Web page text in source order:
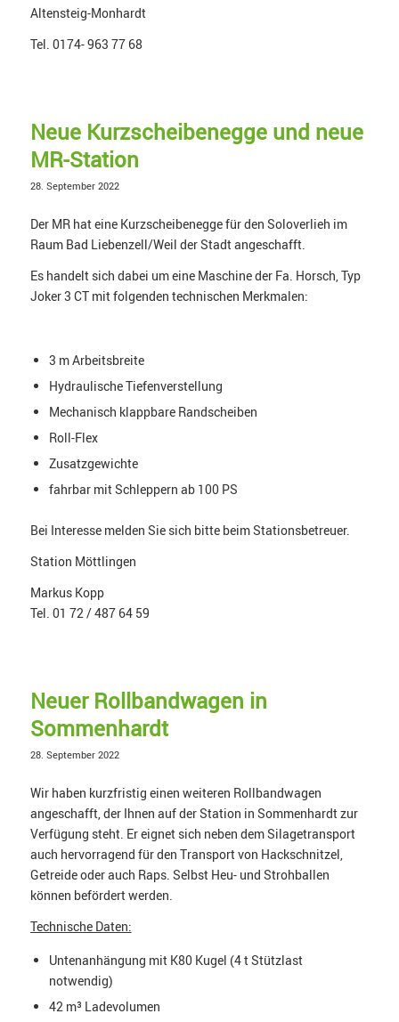
Altensteig-Monhardt
Tel. 0174- 963 77 68
Neue Kurzscheibenegge und neue
MR-Station
28. September 2022
Der MR hat eine Kurzscheibenegge für den Soloverlieh im
Raum Bad Liebenzell/Weil der Stadt angeschafft.
Es handelt sich dabei um eine Maschine der Fa. Horsch, Typ
Joker 3 CT mit folgenden technischen Merkmalen:
3 m Arbeitsbreite
Hydraulische Tiefenverstellung
Mechanisch klappbare Randscheiben
Roll-Flex
Zusatzgewichte
fahrbar mit Schleppern ab 100 PS
Bei Interesse melden Sie sich bitte beim Stationsbetreuer.
Station Möttlingen
Markus Kopp
Tel. 01 72 / 487 64 59
Neuer Rollbandwagen in
Sommenhardt
28. September 2022
Wir haben kurzfristig einen weiteren Rollbandwagen
angeschafft, der Ihnen auf der Station in Sommenhardt zur
Verfügung steht. Er eignet sich neben dem Silagetransport
auch hervorragend für den Transport von Hackschnitzel,
Getreide oder auch Raps. Selbst Heu- und Strohballen
können befördert werden.
Technische Daten:
Untenanhängung mit K80 Kugel (4 t Stützlast
notwendig)
42 m³ Ladevolumen